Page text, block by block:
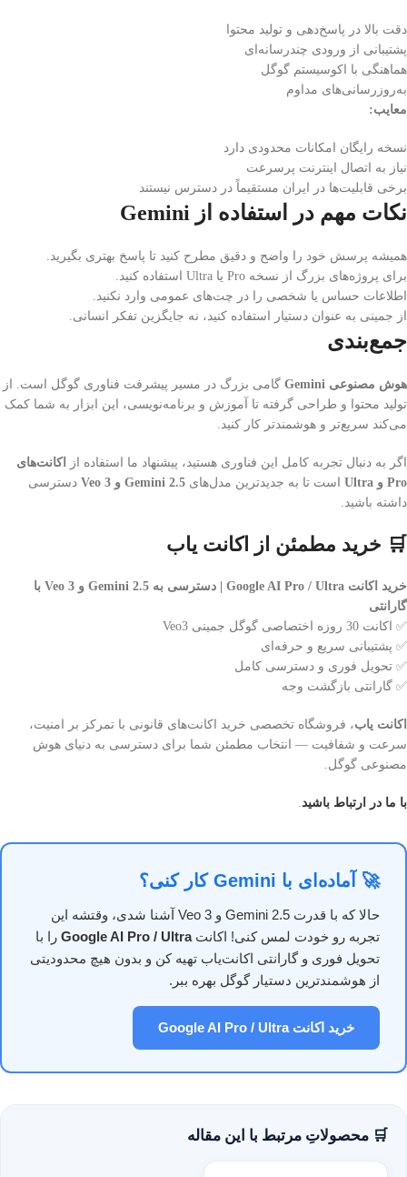
دقت بالا در پاسخ‌دهی و تولید محتوا
پشتیبانی از ورودی چندرسانه‌ای
هماهنگی با اکوسیستم گوگل
به‌روزرسانی‌های مداوم
معایب:
نسخه رایگان امکانات محدودی دارد
نیاز به اتصال اینترنت پرسرعت
برخی قابلیت‌ها در ایران مستقیماً در دسترس نیستند
نکات مهم در استفاده از Gemini
همیشه پرسش خود را واضح و دقیق مطرح کنید تا پاسخ بهتری بگیرید.
برای پروژه‌های بزرگ از نسخه Pro یا Ultra استفاده کنید.
اطلاعات حساس یا شخصی را در چت‌های عمومی وارد نکنید.
از جمینی به عنوان دستیار استفاده کنید، نه جایگزین تفکر انسانی.
جمع‌بندی
هوش مصنوعی Gemini
گامی بزرگ در مسیر پیشرفت فناوری گوگل است. از
تولید محتوا و طراحی گرفته تا آموزش و برنامه‌نویسی، این ابزار به شما کمک
می‌کند سریع‌تر و هوشمندتر کار کنید.
اگر به دنبال تجربه کامل این فناوری هستید، پیشنهاد ما استفاده از
اکانت‌های
Pro و Ultra
است تا به جدیدترین مدل‌های Gemini 2.5 و Veo 3
دسترسی
داشته باشید.
🛒 خرید مطمئن از اکانت یاب
خرید اکانت Google AI Pro / Ultra | دسترسی به Gemini 2.5 و Veo 3 با
گارانتی
✅ اکانت 30 روزه اختصاصی گوگل جمینی Veo3
✅ پشتیبانی سریع و حرفه‌ای
✅ تحویل فوری و دسترسی کامل
✅ گارانتی بازگشت وجه
اکانت یاب، فروشگاه تخصصی خرید اکانت‌های قانونی با تمرکز بر امنیت،
سرعت و شفافیت — انتخاب مطمئن شما برای دسترسی به دنیای هوش
مصنوعی گوگل.
با ما در ارتباط باشید.
🚀 آماده‌ای با Gemini کار کنی؟
حالا که با قدرت Gemini 2.5 و Veo 3 آشنا شدی، وقتشه این
تجربه رو خودت لمس کنی! اکانتGoogle AI Pro / Ultra را با
تحویل فوری و گارانتی اکانت‌یاب تهیه کن و بدون هیچ محدودیتی
از هوشمندترین دستیار گوگل بهره ببر.
خرید اکانت Google AI Pro / Ultra
🛒 محصولاتِ مرتبط با این مقاله